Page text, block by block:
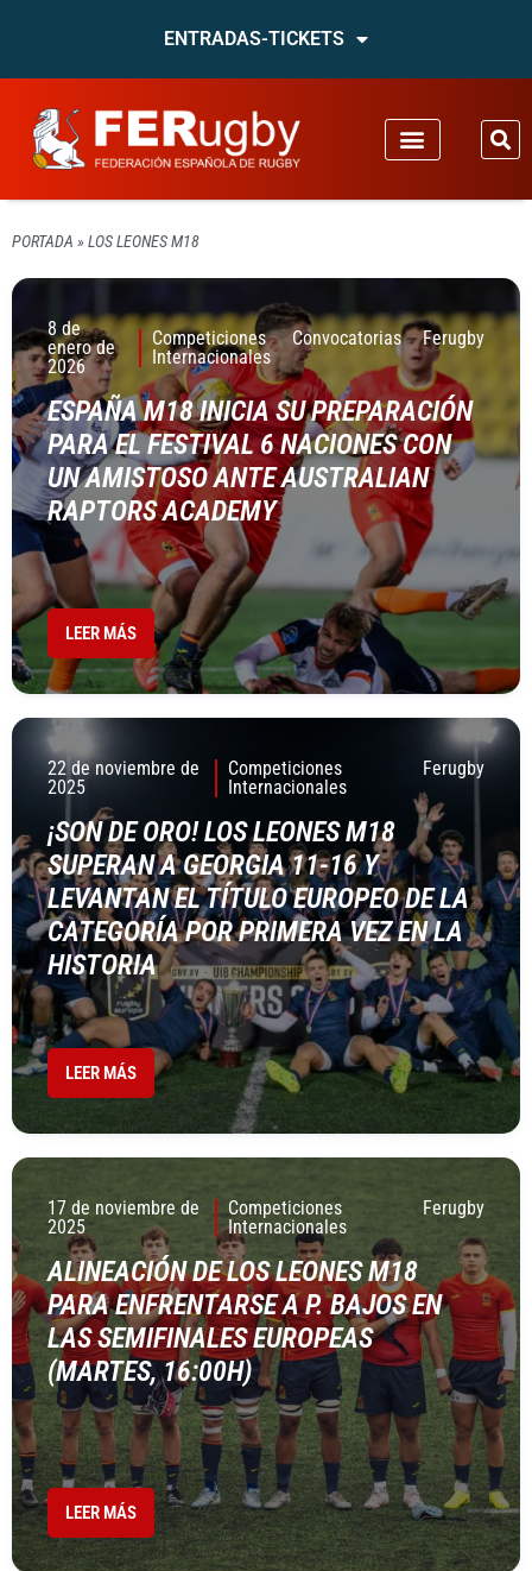
ENTRADAS-TICKETS
PORTADA » LOS LEONES M18
8 de
enero de
2026
Competiciones
Internacionales
Convocatorias Ferugby
ESPAÑA M18 INICIA SU PREPARACIÓN
PARA EL FESTIVAL 6 NACIONES CON
UN AMISTOSO ANTE AUSTRALIAN
RAPTORS ACADEMY
LEER MÁS
22 de noviembre de
2025
Competiciones
Internacionales
Ferugby
¡SON DE ORO! LOS LEONES M18
SUPERAN A GEORGIA 11-16 Y
LEVANTAN EL TÍTULO EUROPEO DE LA
CATEGORÍA POR PRIMERA VEZ EN LA
HISTORIA
LEER MÁS
17 de noviembre de
2025
Competiciones
Internacionales
Ferugby
ALINEACIÓN DE LOS LEONES M18
PARA ENFRENTARSE A P. BAJOS EN
LAS SEMIFINALES EUROPEAS
(MARTES, 16:00H)
LEER MÁS